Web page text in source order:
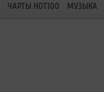
ЧАРТЫ HOT100 МУЗЫКА